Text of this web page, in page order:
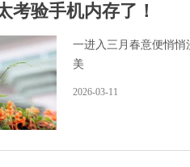
考验手机内存了！
一进入三月春意便悄
美
2026-03-11